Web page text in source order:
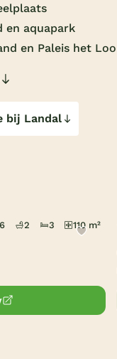
en aquapark
en Paleis het Loo
bij Landal
6 2 3 110 m²